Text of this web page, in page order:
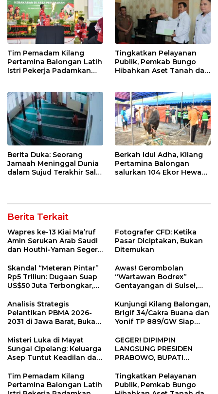
Tim Pemadam Kilang
Pertamina Balongan Latih
Istri Pekerja Padamkan
Tingkatkan Pelayanan
Publik, Pemkab Bungo
Hibahkan Aset Tanah dan
Berita Duka: Seorang
Jamaah Meninggal Dunia
dalam Sujud Terakhir Salat
Berkah Idul Adha, Kilang
Pertamina Balongan
salurkan 104 Ekor Hewan
Berita Terkait
Wapres ke-13 Kiai Ma’ruf
Amin Serukan Arab Saudi
dan Houthi-Yaman Segera
Fotografer CFD: Ketika
Pasar Diciptakan, Bukan
Ditemukan
Skandal “Meteran Pintar”
Rp5 Triliun: Dugaan Suap
US$50 Juta Terbongkar,
Prasodjo Terpojok!
Awas! Gerombolan
“Wartawan Bodrex”
Gentayangan di Sulsel,
Analisis Strategis
Pelantikan PBMA 2026-
2031 di Jawa Barat, Bukan
Kunjungi Kilang Balongan,
Brigif 34/Cakra Buana dan
Yonif TP 889/GW Siap
Obvitnas
Misteri Luka di Mayat
Sungai Cipelang: Keluarga
Asep Tuntut Keadilan dan
GEGER! DIPIMPIN
LANGSUNG PRESIDEN
PRABOWO, BUPATI
KRUSIAL KDKMP! Apa
Alasannya?
Tim Pemadam Kilang
Pertamina Balongan Latih
Tingkatkan Pelayanan
Publik, Pemkab Bungo